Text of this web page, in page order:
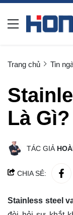
Trang chủ Tin
Là Gì?
TÁC GIẢ
CHIA SẺ:
Stainless steel